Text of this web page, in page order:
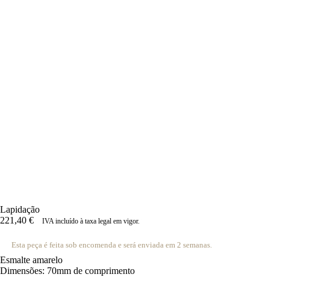
Lapidação
221,40 € IVA incluído à taxa legal em vigor.
Esta peça é feita sob encomenda e será enviada em 2 semanas.
Esmalte amarelo
Dimensões: 70mm de comprimento